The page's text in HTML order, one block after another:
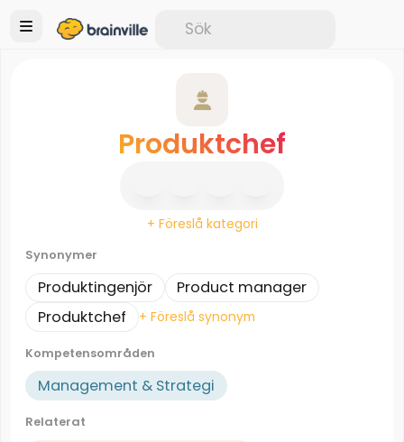
Produktchef
+ Föreslå kategori
Synonymer
Produktingenjör
Product manager
Produktchef
+ Föreslå synonym
Kompetensområden
Management & Strategi
Relaterat